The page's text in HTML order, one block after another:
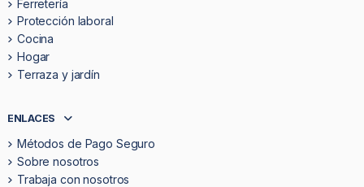
Ferretería
Protección laboral
Cocina
Hogar
Terraza y jardín
ENLACES
Métodos de Pago Seguro
Sobre nosotros
Trabaja con nosotros